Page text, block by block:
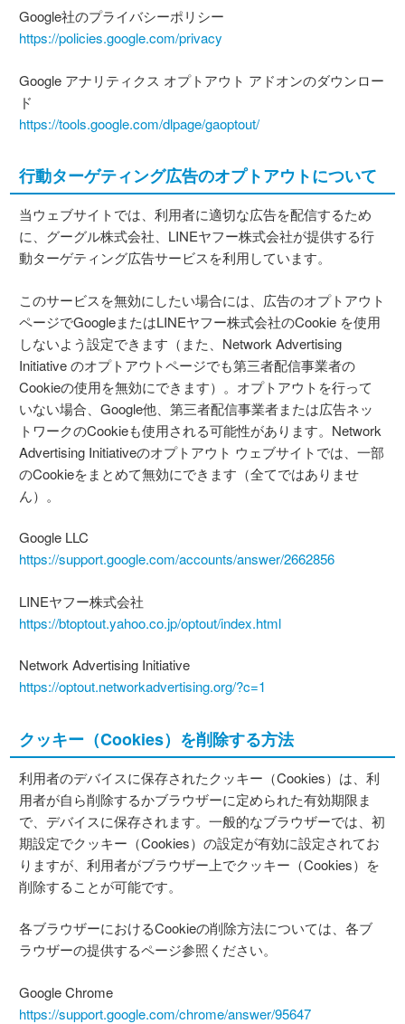
Google社のプライバシーポリシー
https://policies.google.com/privacy
Google アナリティクス オプトアウト アドオンのダウンロー
ド
https://tools.google.com/dlpage/gaoptout/
行動ターゲティング広告のオプトアウトについて
当ウェブサイトでは、利用者に適切な広告を配信するため
に、グーグル株式会社、LINEヤフー株式会社が提供する行
動ターゲティング広告サービスを利用しています。
このサービスを無効にしたい場合には、広告のオプトアウト
ページでGoogleまたはLINEヤフー株式会社のCookie を使用
しないよう設定できます（また、Network Advertising
Initiative のオプトアウトページでも第三者配信事業者の
Cookieの使用を無効にできます）。オプトアウトを行って
いない場合、Google他、第三者配信事業者または広告ネッ
トワークのCookieも使用される可能性があります。Network
Advertising Initiativeのオプトアウト ウェブサイトでは、一部
のCookieをまとめて無効にできます（全てではありませ
ん）。
Google LLC
https://support.google.com/accounts/answer/2662856
LINEヤフー株式会社
https://btoptout.yahoo.co.jp/optout/index.html
Network Advertising Initiative
https://optout.networkadvertising.org/?c=1
クッキー（Cookies）を削除する方法
利用者のデバイスに保存されたクッキー（Cookies）は、利
用者が自ら削除するかブラウザーに定められた有効期限ま
で、デバイスに保存されます。一般的なブラウザーでは、初
期設定でクッキー（Cookies）の設定が有効に設定されてお
りますが、利用者がブラウザー上でクッキー（Cookies）を
削除することが可能です。
各ブラウザーにおけるCookieの削除方法については、各ブ
ラウザーの提供するページ参照ください。
Google Chrome
https://support.google.com/chrome/answer/95647